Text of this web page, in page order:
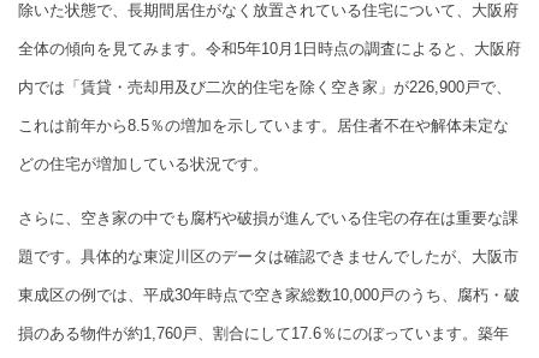
除いた状態で、長期間居住がなく放置されている住宅について、大阪府
全体の傾向を見てみます。令和5年10月1日時点の調査によると、大阪府
内では「賃貸・売却用及び二次的住宅を除く空き家」が226,900戸で、
これは前年から8.5％の増加を示しています。居住者不在や解体未定な
どの住宅が増加している状況です。
さらに、空き家の中でも腐朽や破損が進んでいる住宅の存在は重要な課
題です。具体的な東淀川区のデータは確認できませんでしたが、大阪市
東成区の例では、平成30年時点で空き家総数10,000戸のうち、腐朽・破
損のある物件が約1,760戸、割合にして17.6％にのぼっています。築年